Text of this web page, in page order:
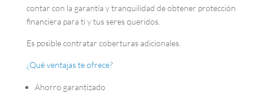
contar con la garantía y tranquilidad de obtener protección
financiera para ti y tus seres queridos.
Es posible contratar coberturas adicionales.
¿Qué ventajas te ofrece?
Ahorro garantizado